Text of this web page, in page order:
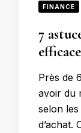
FINANCE
7
Près de
avoir du
selon
d’achat.